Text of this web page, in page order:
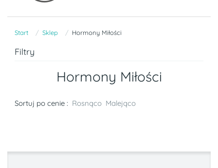
Start Sklep Hormony Miłości
Filtry
Hormony Miłości
Sortuj po cenie : Rosnąco Malejąco